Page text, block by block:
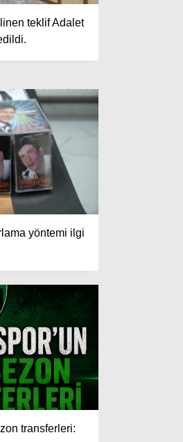
teklif Adalet
yöntemi ilgi
transferleri: